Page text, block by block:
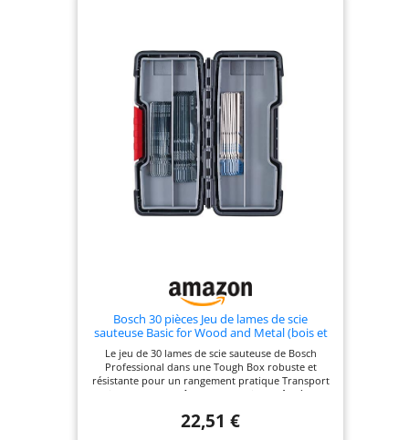
TPI), progresseur T123X et coupe droite pour
métal épais (100mm, 10/21 TPI), coupe spéciale
T127D pour aluminium (100mm, 8 TPI) Étui de
rangement : Nous fournissons un étui de
rangement en plastique, gardez vos lames triées et
protégées, assurant une organisation et un
transport faciles Coupe sans effort : Cet ensemble
de lames de scie sauteuse dispose d'une gamme
de lames, y compris l'acier au chrome vanadium
pour le bois et l'acier rapide pour le métal Tige en
T universelle : Le design de la tige en T est
compatible avec la plupart des marques de scies
sauteuses telles que Bosch et Dewalt, ce qui est
fois afin d'assurer une fixation optimale,
notamment pour le modèle T101B
Bosch 30 pièces Jeu de lames de scie
sauteuse Basic for Wood and Metal (bois et
métal, accessoires pour scie sauteuse)
Le jeu de 30 lames de scie sauteuse de Bosch
Professional dans une Tough Box robuste et
résistante pour un rangement pratique Transport
facile et stockage sûr des accessoires grâce à une
lames de scie sauteuse T119 BO (longueur : 83 mm)
22,51 €